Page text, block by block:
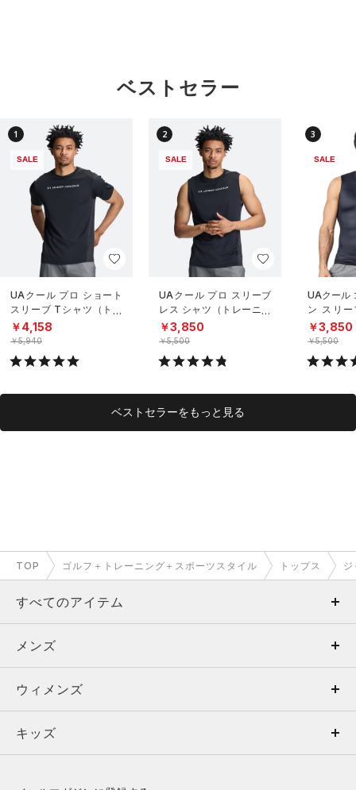
ベストセラー
1
SALE
UAクール プロ ショート
スリーブ Tシャツ（トレ
ーニング/MEN）
￥4,158
￥5,940
2
SALE
UAクール プロ スリーブ
レス シャツ（トレーニン
グ/MEN）
￥3,850
￥5,500
3
SALE
UAクール
ン スリ
（トレー
￥3,850
￥5,500
ベストセラーをもっと見る
TOP ゴルフ＋トレーニング＋スポーツスタイル トップス
すべてのアイテム
メンズ
ウィメンズ
キッズ
メンズ
トップス
ボトムス
ウィメンズ
トップス
キッズ